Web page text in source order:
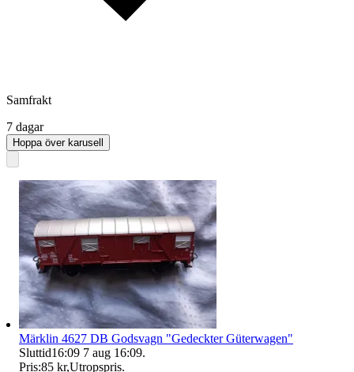
Samfrakt
7 dagar
Hoppa över karusell
Märklin 4627 DB Godsvagn "Gedeckter Güterwagen"
Sluttid16:09 7 aug 16:09.
Pris:85 kr,Utropspris.